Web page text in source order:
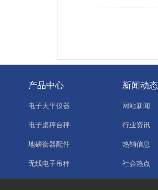
产品中心
电子天平仪器
电子桌秤台秤
地磅衡器配件
无线电子吊秤
新闻动态
网站新闻
行业资讯
热销信息
社会热点